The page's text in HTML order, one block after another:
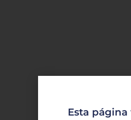
Esta